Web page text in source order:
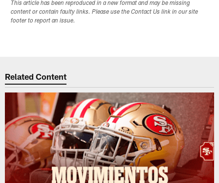
This article has been reproduced in a new format and may be missing
content or contain faulty links. Please use the Contact Us link in our site
footer to report an issue.
Related Content